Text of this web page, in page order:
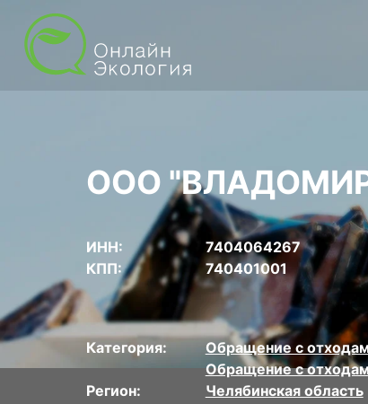
ООО
ИНН:
7404064267
КПП:
740401001
Категория: Обращение с
Обращение с
Регион:
Челябинская область